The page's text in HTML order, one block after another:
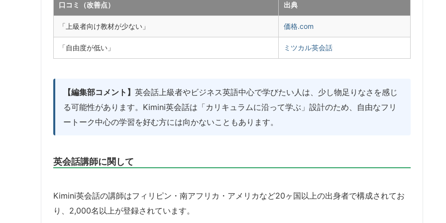
口コミ（改善点） 出典
「上級者向け教材が少ない」 価格.com
「自由度が低い」 ミツカル英会話
【編集部コメント】 英会話上級者やビジネス英語中心で学びたい人は、少し物足りなさを感じ
る可能性があります。Kimini英会話は「カリキュラムに沿って学ぶ」設計のため、自由なフリ
ートーク中心の学習を好む方には向かないこともあります。
英会話講師に関して
Kimini英会話の講師はフィリピン・南アフリカ・アメリカなど20ヶ国以上の出身者で構成されてお
り、2,000名以上が登録されています。